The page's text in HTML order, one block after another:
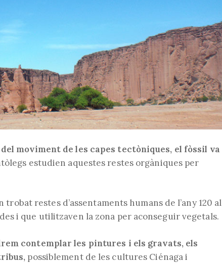
moviment de les capes tectòniques, el fòssil va
estudien aquestes restes orgàniques per
trobat restes d’assentaments humans de l’any 120 al
i que utilitzaven la zona per aconseguir vegetals.
contemplar les pintures i els gravats, els
possiblement de les cultures Ciénaga i